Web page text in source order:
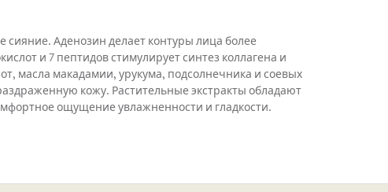
сияние. Аденозин делает контуры лица более
и 7 пептидов стимулирует синтез коллагена и
масла макадамии, урукума, подсолнечника и соевых
кожу. Растительные экстракты обладают
ощущение увлажненности и гладкости.